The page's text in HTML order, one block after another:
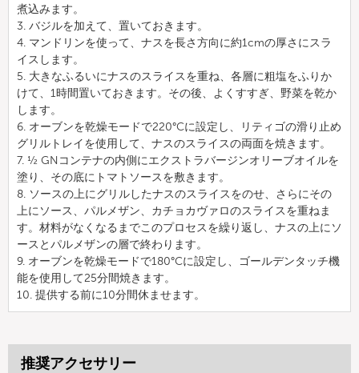
煮込みます。
3. バジルを加えて、置いておきます。
4. マンドリンを使って、ナスを長さ方向に約1cmの厚さにスラ
イスします。
5. 大きなふるいにナスのスライスを重ね、各層に粗塩をふりか
けて、1時間置いておきます。その後、よくすすぎ、野菜を乾か
します。
6. オーブンを乾燥モードで220°Cに設定し、リティゴの滑り止め
グリルトレイを使用して、ナスのスライスの両面を焼きます。
7. ½ GNコンテナの内側にエクストラバージンオリーブオイルを
塗り、その底にトマトソースを敷きます。
8. ソースの上にグリルしたナスのスライスをのせ、さらにその
上にソース、パルメザン、カチョカヴァロのスライスを重ねま
す。材料がなくなるまでこのプロセスを繰り返し、ナスの上にソ
ースとパルメザンの層で終わります。
9. オーブンを乾燥モードで180°Cに設定し、ゴールデンタッチ機
能を使用して25分間焼きます。
10. 提供する前に10分間休ませます。
推奨アクセサリー